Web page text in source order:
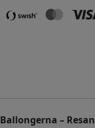
Ballongerna – Resan